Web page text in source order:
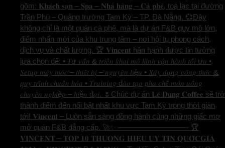
gồm: 𝐊𝐡𝐚́𝐜𝐡 𝐬𝐚̣𝐧 – 𝐒𝐩𝐚 – 𝐍𝐡𝐚̀ 𝐡𝐚̀𝐧𝐠 – 𝐂𝐚̀ 𝐩𝐡𝐞̂, toạ lạc tại đường
Trần Phú – Quảng trường Tam Kỳ – TP. Đà Nẵng. 💞Đây
không chỉ là một quán cà phê, mà là dự án F&B quy mô lớn,
điểm nhấn mới của khu trung tâm – nơi hội tụ phong cách,
dịch vụ và chất lượng. 🏆 𝐕𝐢𝐧𝐜𝐞𝐧𝐭 hân hạnh được tin tưởng
lựa chọn để: • 𝑇ư 𝑣𝑎̂́𝑛 & 𝑡𝑟𝑖𝑒̂̉𝑛 𝑘ℎ𝑎𝑖 𝑚𝑜̂ ℎ𝑖̀𝑛ℎ 𝑣𝑎̣̂𝑛 ℎ𝑎̀𝑛ℎ 𝑡𝑜̂́𝑖 ư𝑢 •
𝑆𝑒𝑡𝑢𝑝 𝑚𝑎́𝑦 𝑚𝑜́𝑐 – 𝑡ℎ𝑖𝑒̂́𝑡 𝑏𝑖̣ – 𝑛𝑔𝑢𝑦𝑒̂𝑛 𝑙𝑖ệ𝑢 • 𝑋𝑎̂𝑦 𝑑𝑢̛̣𝑛𝑔 𝑐𝑜̂𝑛𝑔 𝑡ℎ𝑢̛́𝑐 &
𝑞𝑢𝑦 𝑡𝑟𝑖̀𝑛ℎ 𝑐ℎ𝑢𝑎̂̉𝑛 ℎ𝑜́𝑎 • 𝑇𝑟𝑎𝑖𝑛𝑖𝑛𝑔 đ𝑎̀𝑜 𝑡𝑎̣𝑜 𝑝ℎ𝑎 𝑐ℎ𝑒̂́ 𝑚𝑜́𝑛 𝑢𝑜̂́𝑛𝑔
𝑐ℎ𝑢𝑦𝑒̂𝑛 𝑛𝑔ℎ𝑖ệ𝑝 – ℎ𝑖ệ𝑛 đ𝑎̣𝑖. 🌷Chúc dự án 𝐋𝐞̂ 𝐃𝐮𝐧𝐠 𝐂𝐨𝐟𝐟𝐞𝐞 sẽ trở
thành điểm đến nổi bật nhất khu vực Tam Kỳ trong thời gian
tới! 𝐕𝐢𝐧𝐜𝐞𝐧𝐭 – Luôn sẵn sàng đồng hành cùng những giấc mơ
mở quán F&B đẳng cấp. 🚀✨ —————————- 🏆
𝐕𝐈𝐍𝐂𝐄𝐍𝐓 – 𝐓𝐎𝐏 𝟏𝟎 𝐓𝐇𝐔̛𝐎̛𝐍𝐆 𝐇𝐈𝐄̣̂𝐔 𝐔𝐘 𝐓𝐈́𝐍 𝐐𝐔𝐎̂́𝐂𝐆𝐈𝐀